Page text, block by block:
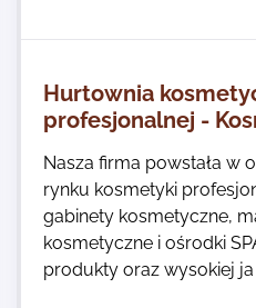
Hurtownia
profesjonalnej -
Nasza firma powstała w
rynku kosmetyki
gabinety kosmetyczne,
kosmetyczne i ośrodki
produkty oraz wysokiej ja